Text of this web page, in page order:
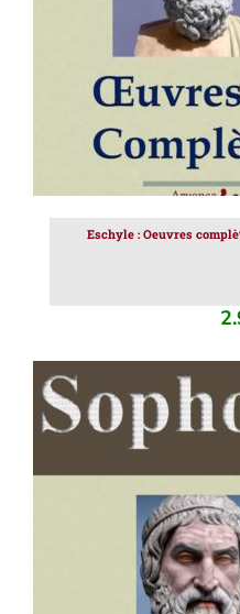
Eschyle : Oeuvres
AJOUTER AU PANIER